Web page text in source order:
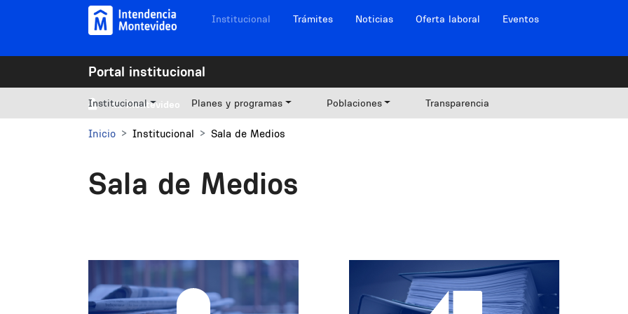
Pasar al contenido principal Navegación sitios
Institucional Trámites Noticias Oferta laboral Eventos
Portal institucional
Mi Montevideo
Institucional Planes y programas Poblaciones Transparencia
Inicio Institucional Sala de Medios
Sala de Medios